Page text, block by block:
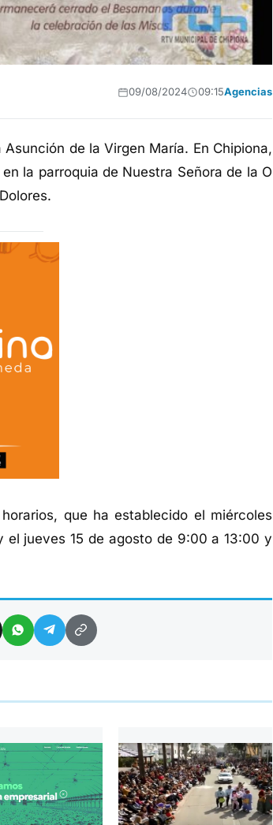
09/08/2024 09:15Agencias
de la Virgen María. En Chipiona,
la parroquia de Nuestra Señora de la O
que ha establecido el miércoles
jueves 15 de agosto de 9:00 a 13:00 y